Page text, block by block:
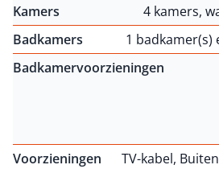
Kamers
4 kamers,
Badkamers
1 badkamer(s)
Badkamervoorzieningen
Voorzieningen
TV-kabel,